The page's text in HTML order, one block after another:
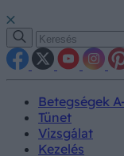
Betegségek
Tünet
Vizsgálat
Kezelés